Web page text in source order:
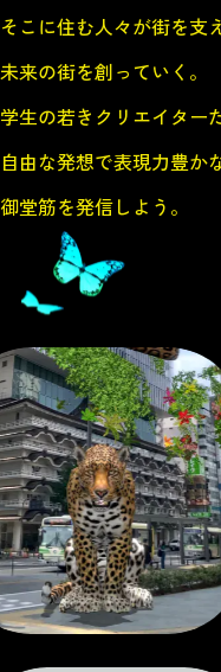
そこに住む人々が街を支え
未来の街を創っていく。
学生の若きクリエイター
自由な発想で表現力豊か
御堂筋を発信しよう。